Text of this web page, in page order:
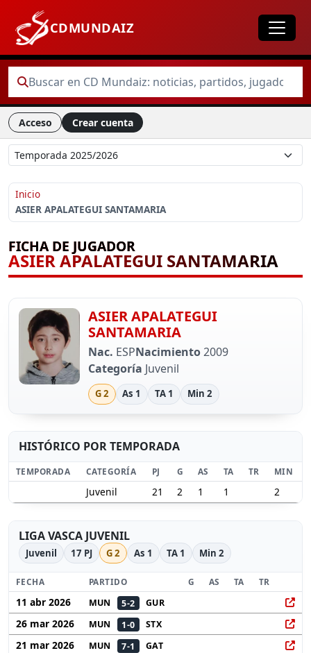
CDMUNDAIZ
Acceso Crear cuenta
Inicio
ASIER APALATEGUI SANTAMARIA
FICHA DE JUGADOR
ASIER APALATEGUI SANTAMARIA
ASIER APALATEGUI
SANTAMARIA
Nac. ESPNacimiento2009
Categoría Juvenil
G2 As 1 TA 1 Min2
HISTÓRICO POR TEMPORADA
TEMPORADA CATEGORÍA PJ G AS TA TR MIN
Juvenil 21 2 1 1 2
LIGA VASCA JUVENIL
Juvenil 17 PJ G2 As 1 TA 1 Min 2
FECHA PARTIDO G AS TA TR
11 abr 2026 MUN 5-2 GUR
26 mar 2026 MUN 1-0 STX
21 mar 2026 MUN 7-1 GAT